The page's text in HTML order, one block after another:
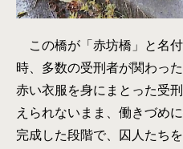
この橋が「赤坊橋」と名
時、多数の受刑者が関わっ
赤い衣服を身にまとった受
えられないまま、働きづめ
完成した段階で、囚人たち